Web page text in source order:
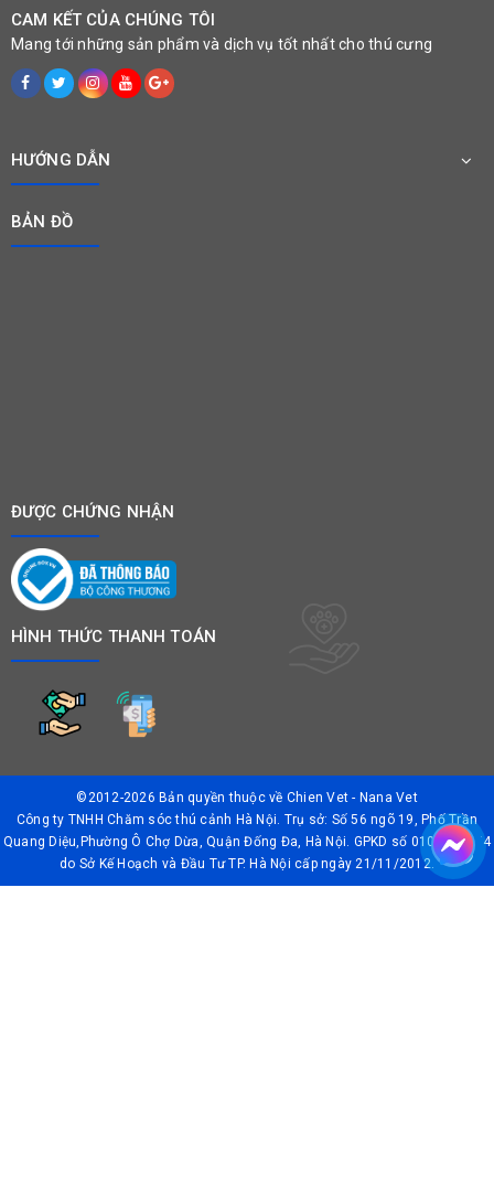
CAM KẾT CỦA CHÚNG TÔI
Mang tới những sản phẩm và dịch vụ tốt nhất cho thú cưng
HƯỚNG DẪN
BẢN ĐỒ
ĐƯỢC CHỨNG NHẬN
HÌNH THỨC THANH TOÁN
©2012-2026 Bản quyền thuộc về Chien Vet - Nana Vet
Công ty TNHH Chăm sóc thú cảnh Hà Nội. Trụ sở: Số 56 ngõ 19, Phố Trần
Quang Diệu,Phường Ô Chợ Dừa, Quận Đống Đa, Hà Nội. GPKD số 0106042874
do Sở Kế Hoạch và Đầu Tư TP. Hà Nội cấp ngày 21/11/2012.